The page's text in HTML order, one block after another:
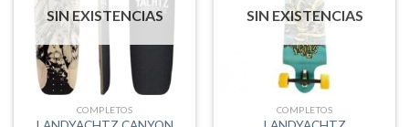
SIN EXISTENCIAS
COMPLETOS
SIN EXISTENCIAS
COMPLETOS